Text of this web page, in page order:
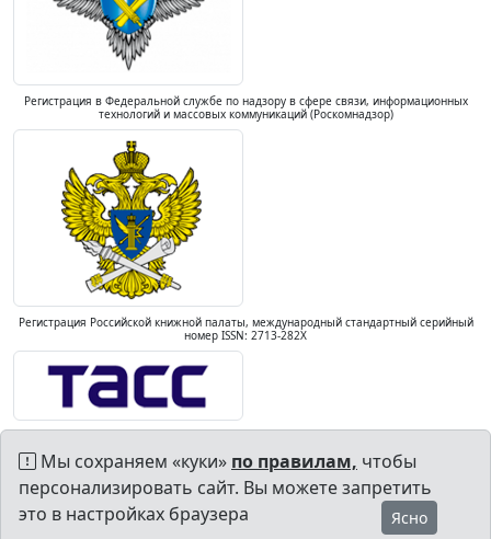
Регистрация в Федеральной службе по надзору в сфере связи, информационных
технологий и массовых коммуникаций (Роскомнадзор)
Регистрация Российской книжной палаты, международный стандартный серийный
номер ISSN: 2713-282X
Мы сохраняем «куки» по правилам, чтобы
персонализировать сайт. Вы можете запретить
это в настройках браузера
Ясно